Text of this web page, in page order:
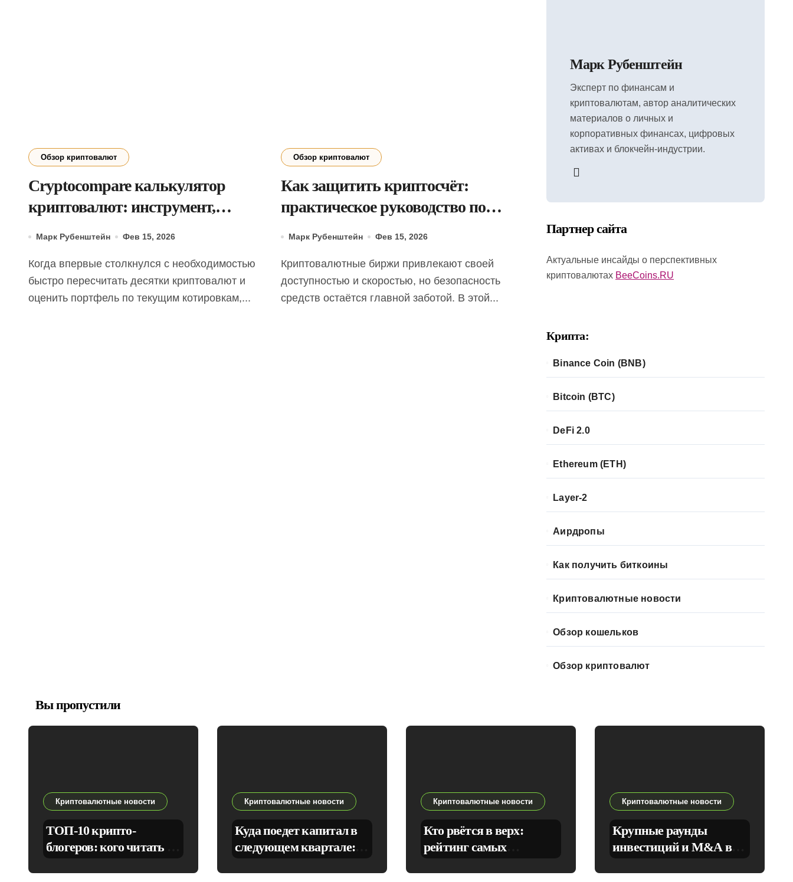
Обзор криптовалют
Cryptocompare калькулятор
криптовалют: инструмент,
Марк Рубенштейн Фев 15, 2026
Когда впервые столкнулся с необходимостью
быстро пересчитать десятки криптовалют и
оценить портфель по текущим котировкам,...
Обзор криптовалют
Как защитить криптосчёт:
практическое руководство по
Марк Рубенштейн Фев 15, 2026
Криптовалютные биржи привлекают своей
доступностью и скоростью, но безопасность
средств остаётся главной заботой. В этой...
Марк Рубенштейн
Эксперт по финансам и
криптовалютам, автор аналитических
материалов о личных и
корпоративных финансах, цифровых
активах и блокчейн-индустрии.
Партнер сайта
Актуальные инсайды о перспективных
криптовалютах BeeCoins.RU
Крипта:
Binance Coin (BNB)
Bitcoin (BTC)
DeFi 2.0
Ethereum (ETH)
Layer-2
Аирдропы
Как получить биткоины
Криптовалютные новости
Обзор кошельков
Обзор криптовалют
Вы пропустили
Криптовалютные новости
ТОП-10 крипто-
блогеров: кого читать и
Криптовалютные новости
Куда поедет капитал в
следующем квартале:
Криптовалютные новости
Кто рвётся в верх:
рейтинг самых
Криптовалютные новости
Крупные раунды
инвестиций и M&A в